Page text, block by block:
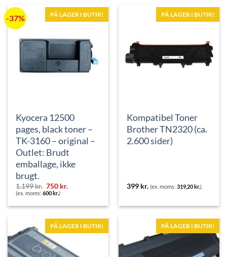
-37% PÅ LAGER I BUTIK!
Kyocera 12500
pages, black toner –
TK-3160 – original –
Outlet: Brudt
emballage, ikke
brugt.
1.199kr. Den
oprindelige
var:
750 kr.
er:
(ex. moms:600kr.)
PÅ LAGER I BUTIK!
Kompatibel Toner
Brother TN2320 (ca.
2.600 sider)
399 kr. (ex. moms:319,20kr.)
PÅ LAGER I BUTIK! PÅ LAGER I BUTIK!